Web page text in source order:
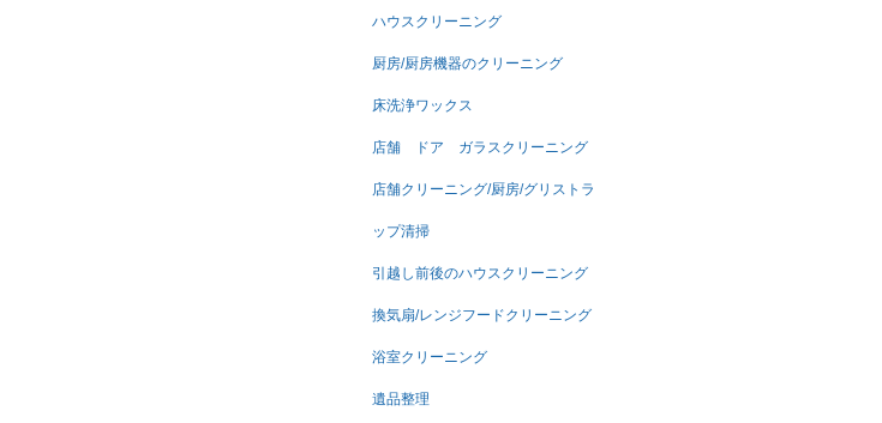
ハウスクリーニング
厨房/厨房機器のクリーニング
床洗浄ワックス
店舗 ドア ガラスクリーニング
店舗クリーニング/厨房/グリストラ
ップ清掃
引越し前後のハウスクリーニング
換気扇/レンジフードクリーニング
浴室クリーニング
遺品整理